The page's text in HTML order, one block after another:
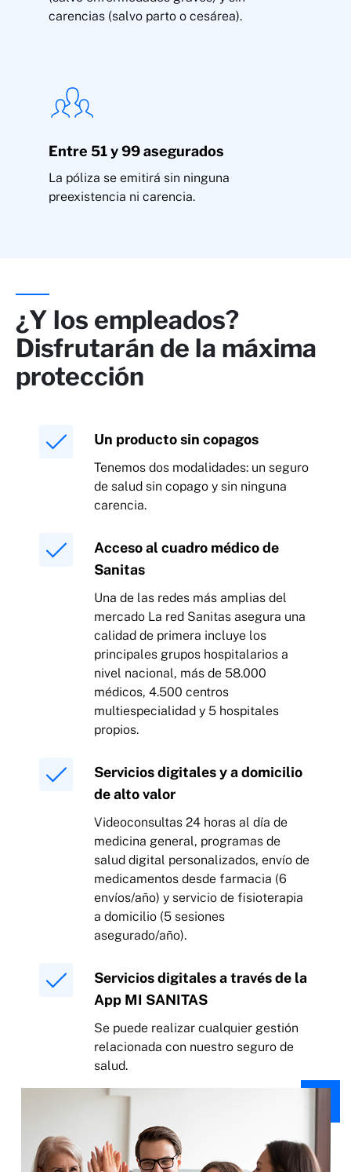
carencias (salvo parto o cesárea).
Entre 51 y 99 asegurados
La póliza se emitirá sin ninguna
preexistencia ni carencia.
¿Y los empleados?
Disfrutarán de la máxima
protección
Un producto sin copagos
Tenemos dos modalidades: un seguro
de salud sin copago y sin ninguna
carencia.
Acceso al cuadro médico de
Sanitas
Una de las redes más amplias del
mercado La red Sanitas asegura una
calidad de primera incluye los
principales grupos hospitalarios a
nivel nacional, más de 58.000
médicos, 4.500 centros
multiespecialidad y 5 hospitales
propios.
Servicios digitales y a domicilio
de alto valor
Videoconsultas 24 horas al día de
medicina general, programas de
salud digital personalizados, envío de
medicamentos desde farmacia (6
envíos/año) y servicio de fisioterapia
a domicilio (5 sesiones
asegurado/año).
Servicios digitales a través de la
App MI SANITAS
Se puede realizar cualquier gestión
relacionada con nuestro seguro de
salud.